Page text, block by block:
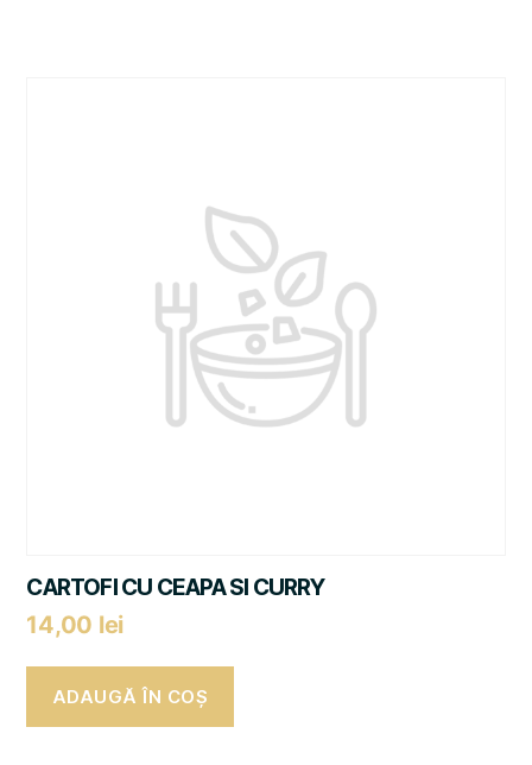
CARTOFI CU CEAPA SI CURRY
14,00 lei
ADAUGĂ ÎN COȘ